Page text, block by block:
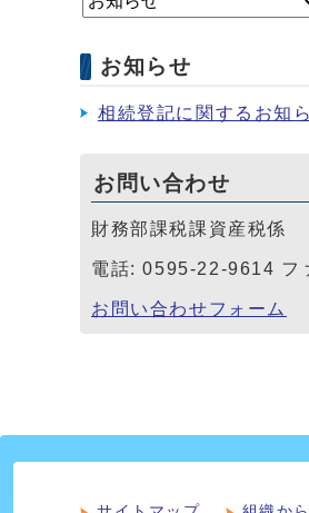
お知らせ
相続登記に関するお知
お問い合わせ
財務部課税課資産税係
電話: 0595-22-9614 フ
お問い合わせフォーム